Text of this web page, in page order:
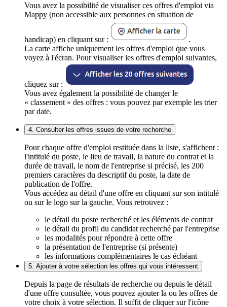
Vous avez la possibilité de visualiser ces offres d'emploi via
Mappy (non accessible aux personnes en situation de
handicap) en cliquant sur :
.
La carte affiche uniquement les offres d'emploi que vous
voyez à l'écran. Pour visualiser les offres d'emploi suivantes,
cliquez sur :
Vous avez également la possibilité de changer le
« classement » des offres : vous pouvez par exemple les trier
par date.
4. Consulter les offres issues de votre recherche
Pour chaque offre d'emploi restituée dans la liste, s'affichent :
l'intitulé du poste, le lieu de travail, la nature du contrat et la
durée de travail, le nom de l'entreprise si précisé, les 200
premiers caractères du descriptif du poste, la date de
publication de l'offre.
Vous accédez au détail d'une offre en cliquant sur son intitulé
ou sur le logo sur la gauche. Vous retrouvez :
le détail du poste recherché et les éléments de contrat
le détail du profil du candidat recherché par l'entreprise
les modalités pour répondre à cette offre
la présentation de l'entreprise (si présente)
les informations complémentaires le cas échéant
5. Ajouter à votre sélection les offres qui vous intéressent
Depuis la page de résultats de recherche ou depuis le détail
d'une offre consultée, vous pouvez ajouter la ou les offres de
votre choix à votre sélection. Il suffit de cliquer sur l'icône